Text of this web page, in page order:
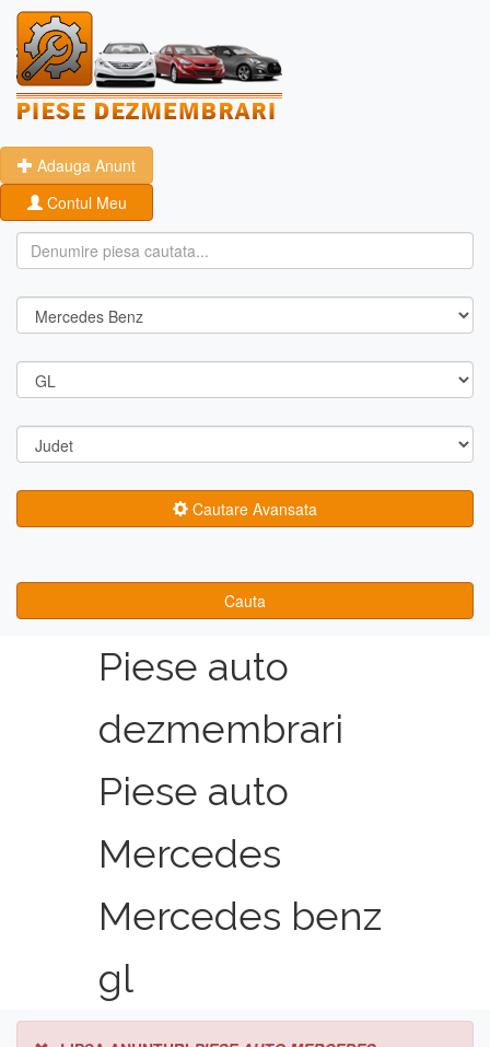
Adauga Anunt
Contul Meu
Cautare Avansata
Cauta
Piese auto
dezmembrari
Piese auto
Mercedes
Mercedes benz
gl